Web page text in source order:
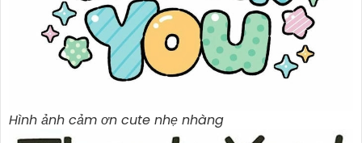
Hình ảnh cảm ơn cute nhẹ nhàng